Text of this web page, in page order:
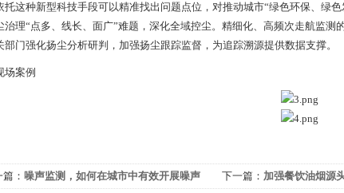
托这种新型科技手段可以精准找出问题点位，对推动城市“绿色环保、绿
治理“点多、线长、面广”难题，深化全域控尘。精细化、高频次走航监
部门强化扬尘分析研判，加强扬尘跟踪监督，为追踪溯源提供数据支撑。
场案例
： 噪声监测，如何在城市中有效开展噪声
下一篇： 加强餐饮油烟源